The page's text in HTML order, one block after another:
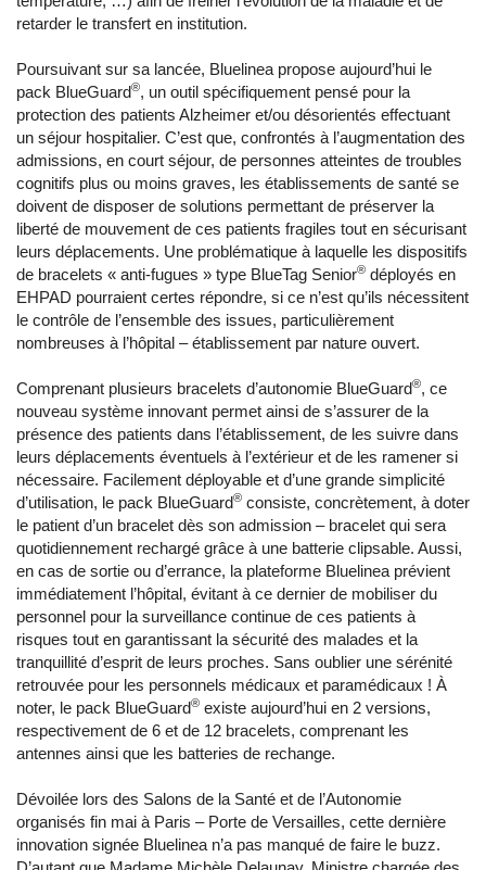
retarder le transfert en institution.
Poursuivant sur sa lancée, Bluelinea propose aujourd’hui le
pack BlueGuard®, un outil spécifiquement pensé pour la
protection des patients Alzheimer et/ou désorientés effectuant
un séjour hospitalier. C’est que, confrontés à l’augmentation des
admissions, en court séjour, de personnes atteintes de troubles
cognitifs plus ou moins graves, les établissements de santé se
doivent de disposer de solutions permettant de préserver la
liberté de mouvement de ces patients fragiles tout en sécurisant
leurs déplacements. Une problématique à laquelle les dispositifs
de bracelets « anti-fugues » type BlueTag Senior® déployés en
EHPAD pourraient certes répondre, si ce n’est qu’ils nécessitent
le contrôle de l’ensemble des issues, particulièrement
nombreuses à l’hôpital – établissement par nature ouvert.
Comprenant plusieurs bracelets d’autonomie BlueGuard®, ce
nouveau système innovant permet ainsi de s’assurer de la
présence des patients dans l’établissement, de les suivre dans
leurs déplacements éventuels à l’extérieur et de les ramener si
nécessaire. Facilement déployable et d’une grande simplicité
d’utilisation, le pack BlueGuard® consiste, concrètement, à doter
le patient d’un bracelet dès son admission – bracelet qui sera
quotidiennement rechargé grâce à une batterie clipsable. Aussi,
en cas de sortie ou d’errance, la plateforme Bluelinea prévient
immédiatement l’hôpital, évitant à ce dernier de mobiliser du
personnel pour la surveillance continue de ces patients à
risques tout en garantissant la sécurité des malades et la
tranquillité d’esprit de leurs proches. Sans oublier une sérénité
retrouvée pour les personnels médicaux et paramédicaux ! À
noter, le pack BlueGuard® existe aujourd’hui en 2 versions,
respectivement de 6 et de 12 bracelets, comprenant les
antennes ainsi que les batteries de rechange.
Dévoilée lors des Salons de la Santé et de l’Autonomie
organisés fin mai à Paris – Porte de Versailles, cette dernière
innovation signée Bluelinea n’a pas manqué de faire le buzz.